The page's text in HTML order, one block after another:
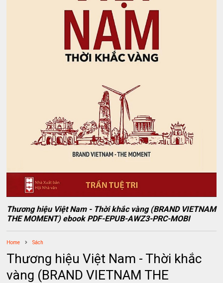
Thương hiệu Việt Nam - Thời khắc vàng (BRAND VIETNAM
THE MOMENT) ebook PDF-EPUB-AWZ3-PRC-MOBI
Home Sách
Thương hiệu Việt Nam - Thời khắc
vàng (BRAND VIETNAM THE